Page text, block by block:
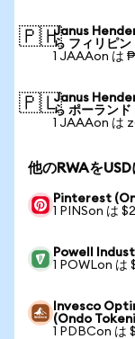
🇵🇭Janus
ら フィリピン
1 JAAAon は
🇵🇱Janus
ら ポーランド
1 JAAAon は
他のRWAを
Pinterest
1 PINSon は
Powell
1 POWLon は
Invesco
(Ondo
1 PDBCon は